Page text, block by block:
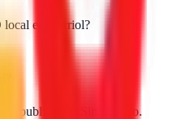
local en Borriol?
publicadas. Sin registro.